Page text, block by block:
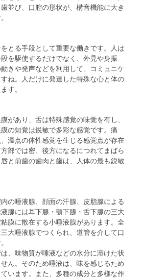
並び、口腔の形状が、構音機能に大き
とる手段として重要な働きです。人は
を駆使するだけでなく、外見や身振
きや発声などを利用して、コミュニケ
ね。人だけに発達した特殊な心と体の
す。
があり、舌は特殊感覚の味覚を有し、
の知覚は鋭敏で多彩な感覚です。痛
温点の体性感覚を生じる感覚点が存在
部では密、後方になるにつれてまばら
と前歯の歯肉と歯は、人体の最も鋭敏
の唾液腺、顔面の汗腺、皮脂腺による
腺には耳下腺・顎下腺・舌下腺の三大
膜に散在する小唾液腺があります。全
大唾液腺でつくられ、道管を介して口
、味物質が唾液などの水分に溶けた状
ん。そのため唾液は、味を感じるため
います。また、多種の成分と多様な作